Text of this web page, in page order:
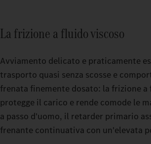
Pause rilassanti anche nei viaggi più
spaziose a scelta tra la cabina di guida
Le modalità di marcia commutabili ti
La frizione a fluido viscoso
Avviamento delicato e praticamente
trasporto quasi senza scosse e
frenata finemente dosato: la frizione a
protegge il carico e rende comode le
a passo d'uomo, il retarder primario
frenante continuativa con un'elevata